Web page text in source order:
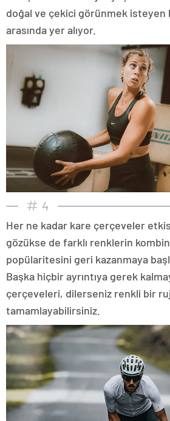
doğal ve çekici görünmek isteyen
arasında yer alıyor.
4
Her ne kadar kare çerçeveler
gözükse de farklı renklerin
popülaritesini geri kazanmaya
Başka hiçbir ayrıntıya gerek
çerçeveleri, dilerseniz renkli bir
tamamlayabilirsiniz.